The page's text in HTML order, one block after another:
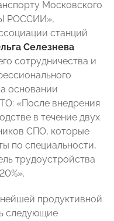
Московского
РОССИИ»,
станций
Селезнева
сотрудничества и
основании
«После внедрения
в течение двух
СПО, которые
по специальности,
трудоустройства
продуктивной
следующие